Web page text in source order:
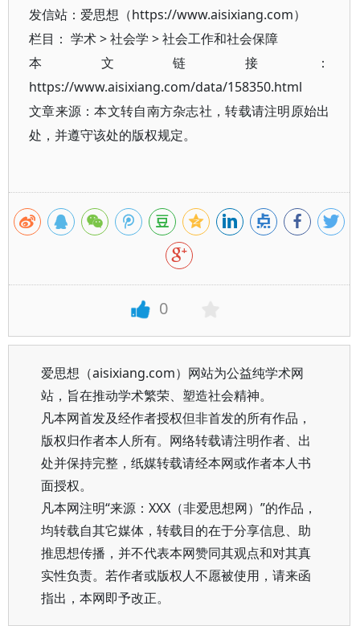
发信站：爱思想（https://www.aisixiang.com）
栏目： 学术>社会学 >社会工作和社会保障
本文链接：
https://www.aisixiang.com/data/158350.html
文章来源：本文转自南方杂志社，转载请注明原始出
处，并遵守该处的版权规定。
0
爱思想（aisixiang.com）网站为公益纯学术网
站，旨在推动学术繁荣、塑造社会精神。
凡本网首发及经作者授权但非首发的所有作品，
版权归作者本人所有。网络转载请注明作者、出
处并保持完整，纸媒转载请经本网或作者本人书
面授权。
凡本网注明“来源：XXX（非爱思想网）”的作品，
均转载自其它媒体，转载目的在于分享信息、助
推思想传播，并不代表本网赞同其观点和对其真
实性负责。若作者或版权人不愿被使用，请来函
指出，本网即予改正。